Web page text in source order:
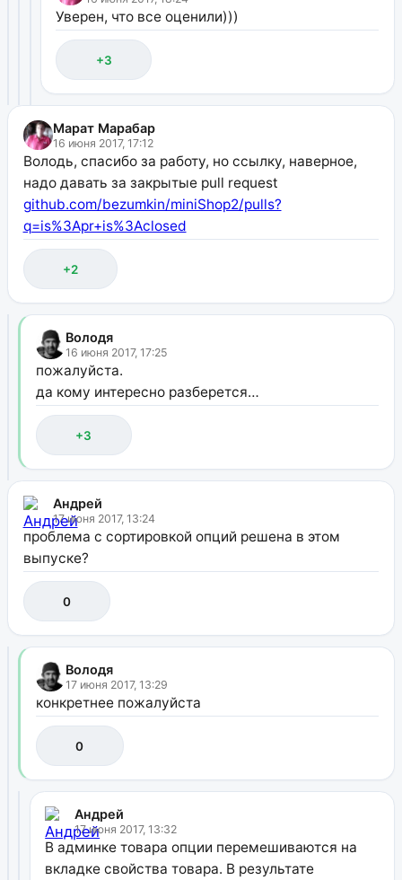
Уверен, что все оценили)))
+3
Марат Марабар
16 июня 2017, 17:12
Володь, спасибо за работу, но ссылку, наверное,
надо давать за закрытые pull request
github.com/bezumkin/miniShop2/pulls?
q=is%3Apr+is%3Aclosed
+2
Володя
16 июня 2017, 17:25
пожалуйста.
да кому интересно разберется…
+3
Андрей
17 июня 2017, 13:24
проблема с сортировкой опций решена в этом
выпуске?
0
Володя
17 июня 2017, 13:29
конкретнее пожалуйста
0
Андрей
17 июня 2017, 13:32
В админке товара опции перемешиваются на
вкладке свойства товара. В результате